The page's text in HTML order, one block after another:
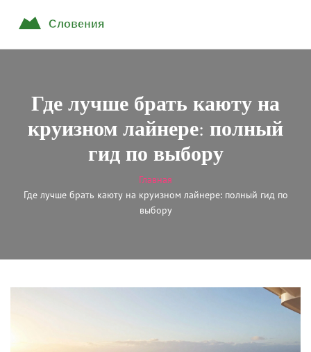
Где лучше брать каюту на
круизном лайнере: полный
гид по выбору
Главная
Где лучше брать каюту на круизном лайнере: полный гид по
выбору